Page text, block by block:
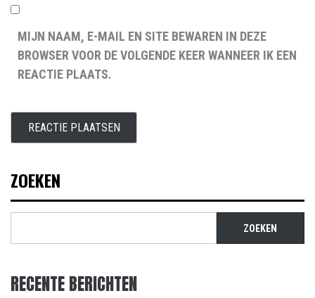
MIJN NAAM, E-MAIL EN SITE BEWAREN IN DEZE
BROWSER VOOR DE VOLGENDE KEER WANNEER IK EEN
REACTIE PLAATS.
ZOEKEN
ZOEKEN
RECENTE BERICHTEN